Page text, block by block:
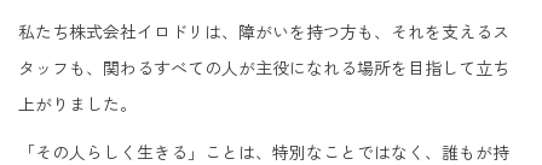
私たち株式会社イロドリは、障がいを持つ方も、それを支えるス
タッフも、関わるすべての人が主役になれる場所を目指して立ち
上がりました。
「その人らしく生きる」ことは、特別なことではなく、誰もが持